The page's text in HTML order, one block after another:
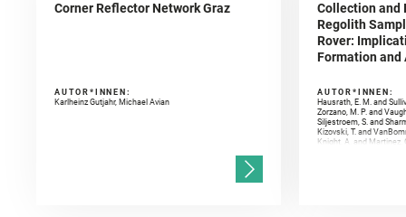
Corner Reflector Network Graz
AUTOR*INNEN:
Karlheinz Gutjahr, Michael Avian
Collection and
Regolith
Rover:
Formation
AUTOR*INNEN:
Hausrath, E. M. and
Zorzano, M. P. and
Siljestroem, S. and
Kizovski, T. and
Knight, A. and Martinez,